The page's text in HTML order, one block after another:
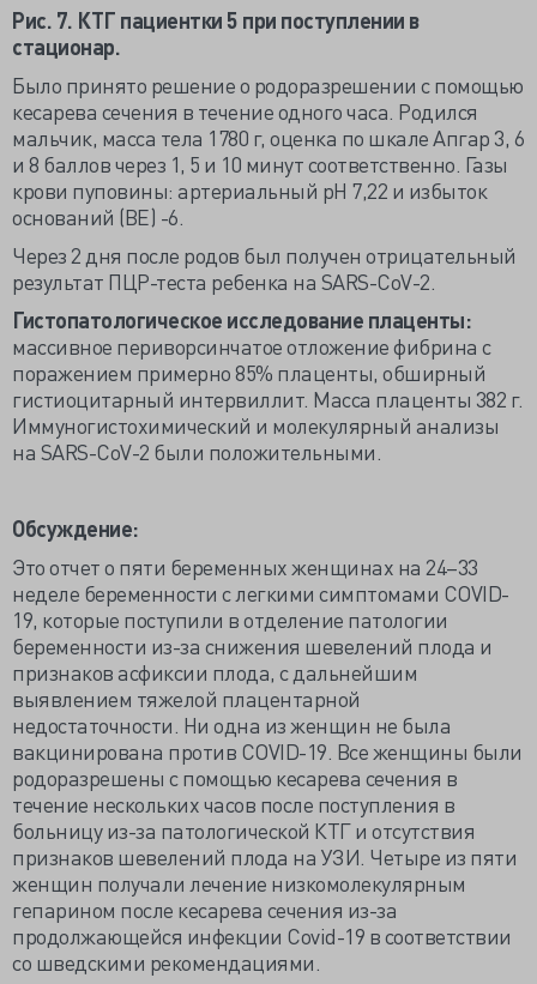
Рис. 7. КТГ пациентки 5 при поступлении в
стационар.
Было принято решение о родоразрешении с помощью
кесарева сечения в течение одного часа. Родился
мальчик, масса тела 1780 г, оценка по шкале Апгар 3, 6
и 8 баллов через 1, 5 и 10 минут соответственно. Газы
крови пуповины: артериальный рН 7,22 и избыток
оснований (BE) -6.
Через 2 дня после родов был получен отрицательный
результат ПЦР-теста ребенка на SARS-CoV-2.
Гистопатологическое исследование плаценты:
массивное периворсинчатое отложение фибрина с
поражением примерно 85% плаценты, обширный
гистиоцитарный интервиллит. Масса плаценты 382 г.
Иммуногистохимический и молекулярный анализы
на SARS-CoV-2 были положительными.
Обсуждение:
Это отчет о пяти беременных женщинах на 24–33
неделе беременности с легкими симптомами COVID-
19, которые поступили в отделение патологии
беременности из-за снижения шевелений плода и
признаков асфиксии плода, с дальнейшим
выявлением тяжелой плацентарной
недостаточности. Ни одна из женщин не была
вакцинирована против COVID-19. Все женщины были
родоразрешены с помощью кесарева сечения в
течение нескольких часов после поступления в
больницу из-за патологической КТГ и отсутствия
признаков шевелений плода на УЗИ. Четыре из пяти
женщин получали лечение низкомолекулярным
гепарином после кесарева сечения из-за
продолжающейся инфекции Covid-19 в соответствии
со шведскими рекомендациями.